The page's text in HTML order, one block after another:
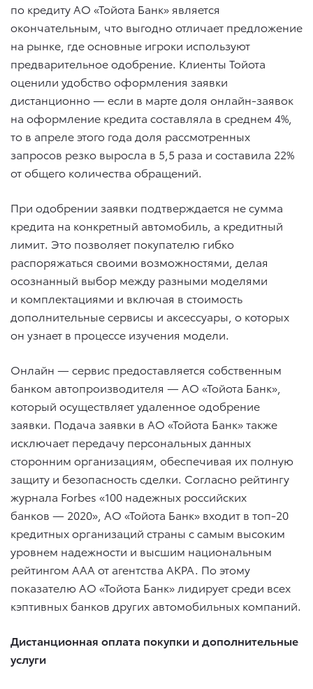
по кредиту АО «Тойота Банк» является
окончательным, что выгодно отличает предложение
на рынке, где основные игроки используют
предварительное одобрение. Клиенты Тойота
оценили удобство оформления заявки
дистанционно — если в марте доля онлайн-заявок
на оформление кредита составляла в среднем 4%,
то в апреле этого года доля рассмотренных
запросов резко выросла в 5,5 раза и составила 22%
от общего количества обращений.
При одобрении заявки подтверждается не сумма
кредита на конкретный автомобиль, а кредитный
лимит. Это позволяет покупателю гибко
распоряжаться своими возможностями, делая
осознанный выбор между разными моделями
и комплектациями и включая в стоимость
дополнительные сервисы и аксессуары, о которых
он узнает в процессе изучения модели.
Онлайн — сервис предоставляется собственным
банком автопроизводителя — АО «Тойота Банк»,
который осуществляет удаленное одобрение
заявки. Подача заявки в АО «Тойота Банк» также
исключает передачу персональных данных
сторонним организациям, обеспечивая их полную
защиту и безопасность сделки. Согласно рейтингу
журнала Forbes «100 надежных российских
банков — 2020», АО «Тойота Банк» входит в топ-20
кредитных организаций страны с самым высоким
уровнем надежности и высшим национальным
рейтингом ААА от агентства АКРА. По этому
показателю АО «Тойота Банк» лидирует среди всех
кэптивных банков других автомобильных компаний.
Дистанционная оплата покупки и дополнительные
услуги